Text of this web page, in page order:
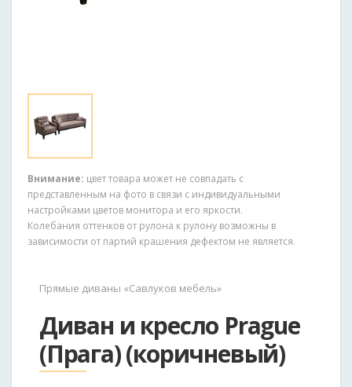
Внимание: цвет товара может не совпадать с
представленным на фото в связи с индивидуальными
настройками цветов монитора и его яркости.
Колебания оттенков от рулона к рулону возможны в
зависимости от партий крашения дефектом не является.
Прямые диваны «Савлуков мебель»
Диван и кресло Prague
(Прага) (коричневый)